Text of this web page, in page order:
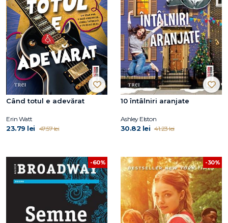
Când totul e adevărat
Erin Watt
23.79 lei 47.57 lei
10 întâlniri aranjate
Ashley Elston
30.82 lei 41.23 lei
-60% -30%